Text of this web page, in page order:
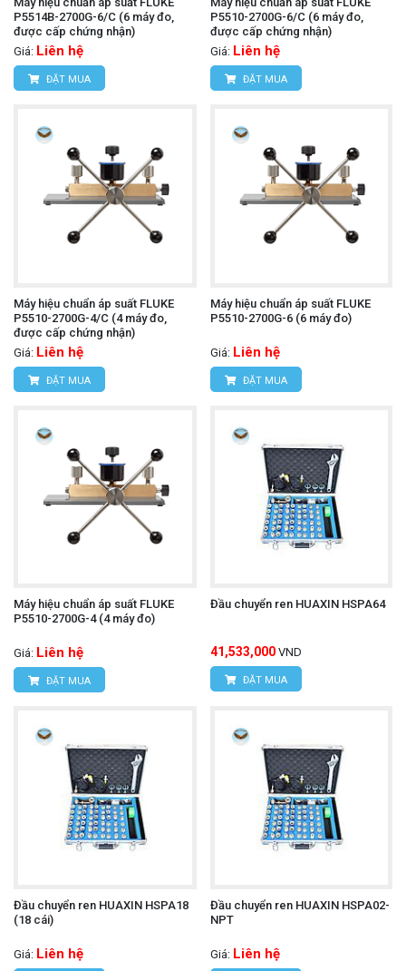
P5514B-2700G-6/C (6 máy đo,
được cấp chứng nhận)
Giá: Liên hệ
ĐẶT MUA
P5510-2700G-6/C (6 máy đo,
được cấp chứng nhận)
Giá: Liên hệ
ĐẶT MUA
Máy hiệu chuẩn áp suất FLUKE
P5510-2700G-4/C (4 máy đo,
được cấp chứng nhận)
Giá: Liên hệ
ĐẶT MUA
Máy hiệu chuẩn áp suất FLUKE
P5510-2700G-6 (6 máy đo)
Giá: Liên hệ
ĐẶT MUA
Máy hiệu chuẩn áp suất FLUKE
P5510-2700G-4 (4 máy đo)
Giá: Liên hệ
ĐẶT MUA
Đầu chuyển ren HUAXIN HSPA64
41,533,000 VND
ĐẶT MUA
Đầu chuyển ren HUAXIN HSPA18
(18 cái)
Giá: Liên hệ
Đầu chuyển ren HUAXIN HSPA02-
NPT
Giá: Liên hệ